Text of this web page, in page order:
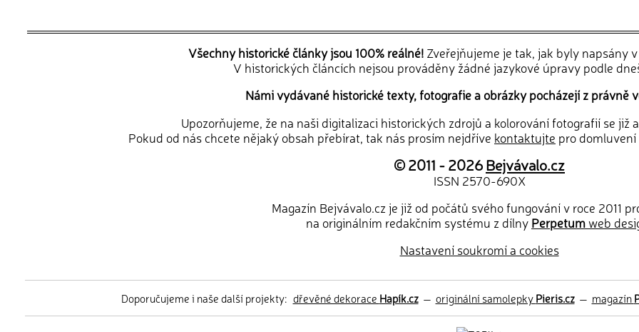
Všechny historické články jsou 100% reálné! Zveřejňujeme je tak, jak byly napsány
V historických článcích nejsou prováděny žádné jazykové úpravy podle
Námi vydávané historické texty, fotografie a obrázky pocházejí z právně
Upozorňujeme, že na naši digitalizaci historických zdrojů a kolorování fotografií se již
Pokud od nás chcete nějaký obsah přebírat, tak nás prosím nejdříve kontaktujte pro domluvení
© 2011 - 2026Bejvávalo.cz
ISSN 2570-690X
Magazín Bejvávalo.cz je již od počátů svého fungování v roce 2011
na originálním redakčním systému z dílny Perpetumweb
Nastavení soukromí a cookies
Doporučujeme i naše další projekty: dřevěné dekorace Hapík.cz— originální samolepkyPieris.cz— magazín